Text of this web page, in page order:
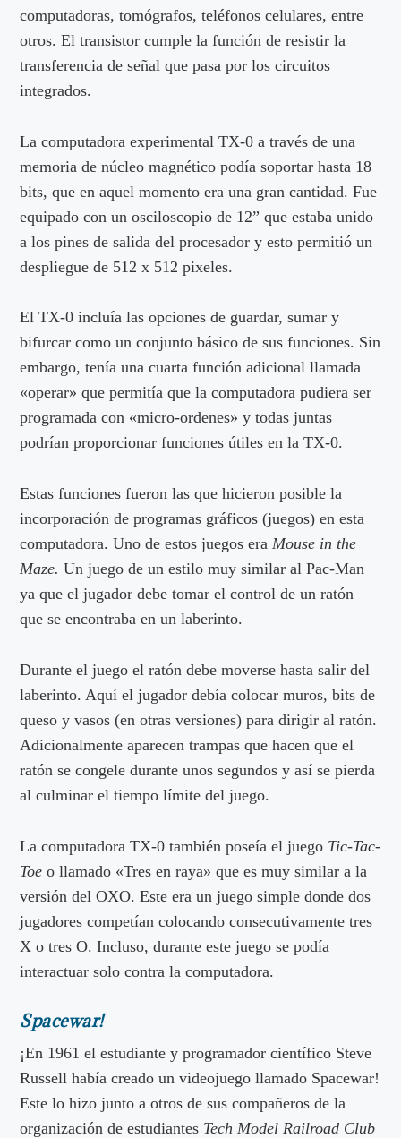
computadoras, tomógrafos, teléfonos celulares, entre
otros. El transistor cumple la función de resistir la
transferencia de señal que pasa por los circuitos
integrados.
La computadora experimental TX-0 a través de una
memoria de núcleo magnético podía soportar hasta 18
bits, que en aquel momento era una gran cantidad. Fue
equipado con un osciloscopio de 12” que estaba unido
a los pines de salida del procesador y esto permitió un
despliegue de 512 x 512 pixeles.
El TX-0 incluía las opciones de guardar, sumar y
bifurcar como un conjunto básico de sus funciones. Sin
embargo, tenía una cuarta función adicional llamada
«operar» que permitía que la computadora pudiera ser
programada con «micro-ordenes» y todas juntas
podrían proporcionar funciones útiles en la TX-0.
Estas funciones fueron las que hicieron posible la
incorporación de programas gráficos (juegos) en esta
computadora. Uno de estos juegos eraMouse in the
Maze.Un juego de un estilo muy similar al Pac-Man
ya que el jugador debe tomar el control de un ratón
que se encontraba en un laberinto.
Durante el juego el ratón debe moverse hasta salir del
laberinto. Aquí el jugador debía colocar muros, bits de
queso y vasos (en otras versiones) para dirigir al ratón.
Adicionalmente aparecen trampas que hacen que el
ratón se congele durante unos segundos y así se pierda
al culminar el tiempo límite del juego.
La computadora TX-0 también poseía el juego Tic-Tac-
Toe o llamado «Tres en raya» que es muy similar a la
versión del OXO. Este era un juego simple donde dos
jugadores competían colocando consecutivamente tres
X o tres O. Incluso, durante este juego se podía
interactuar solo contra la computadora.
Spacewar!
¡En 1961 el estudiante y programador científico Steve
Russell había creado un videojuego llamado Spacewar!
Este lo hizo junto a otros de sus compañeros de la
organización de estudiantes Tech Model Railroad Club